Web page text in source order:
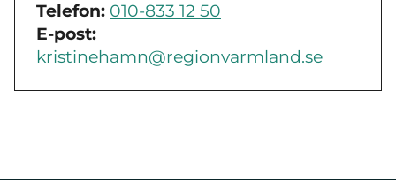
Telefon: 010-833 12 50
E-post:
kristinehamn@regionvarmland.se